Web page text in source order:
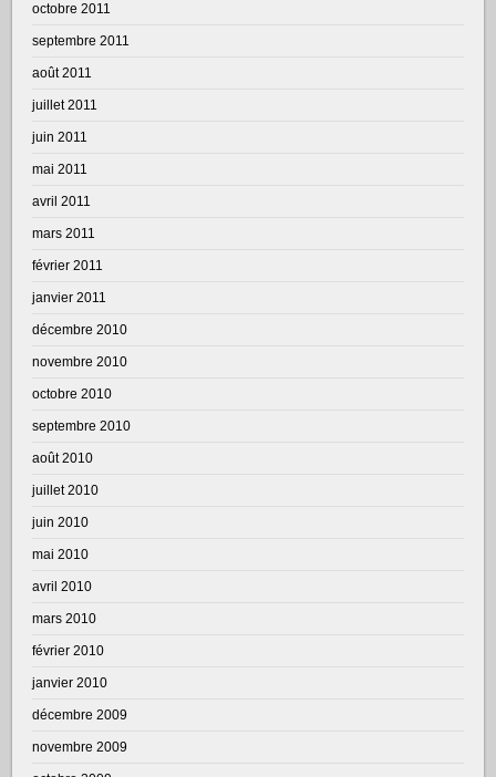
octobre 2011
septembre 2011
août 2011
juillet 2011
juin 2011
mai 2011
avril 2011
mars 2011
février 2011
janvier 2011
décembre 2010
novembre 2010
octobre 2010
septembre 2010
août 2010
juillet 2010
juin 2010
mai 2010
avril 2010
mars 2010
février 2010
janvier 2010
décembre 2009
novembre 2009